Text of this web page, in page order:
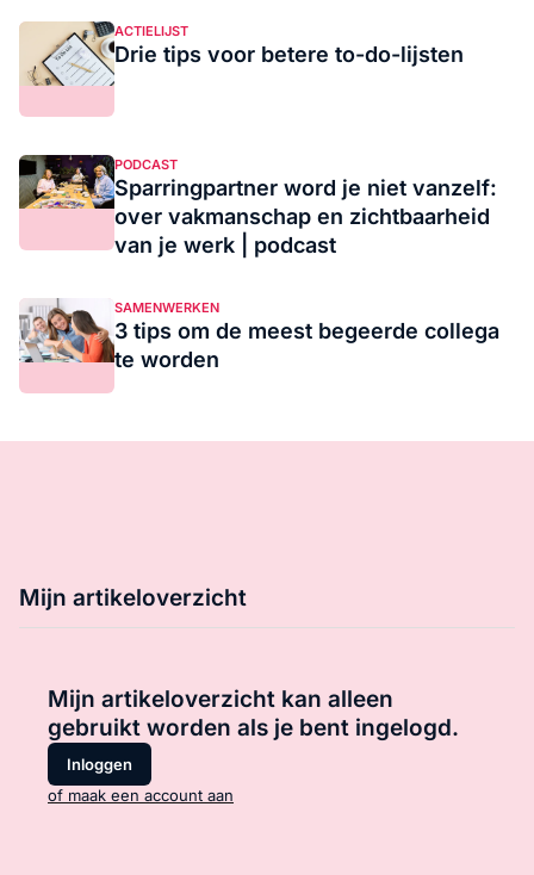
ACTIELIJST
Drie tips voor betere to-do-lijsten
PODCAST
Sparringpartner word je niet vanzelf:
over vakmanschap en zichtbaarheid
van je werk | podcast
SAMENWERKEN
3 tips om de meest begeerde collega
te worden
Mijn artikeloverzicht
Mijn artikeloverzicht kan alleen
gebruikt worden als je bent ingelogd.
Inloggen
of maak een account aan